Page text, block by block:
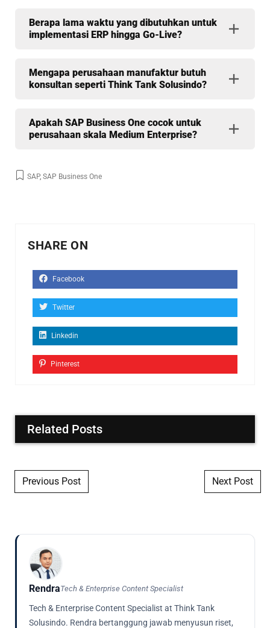
Berapa lama waktu yang dibutuhkan untuk
implementasi ERP hingga Go-Live?
Mengapa perusahaan manufaktur butuh
konsultan seperti Think Tank Solusindo?
Apakah SAP Business One cocok untuk
perusahaan skala Medium Enterprise?
SAP, SAP Business One
SHARE ON
Facebook
Twitter
Linkedin
Pinterest
Related Posts
Post navigation
Previous Post Next Post
RendraTech & Enterprise Content Specialist
Tech & Enterprise Content Specialist at Think Tank
Solusindo. Rendra bertanggung jawab menyusun riset,